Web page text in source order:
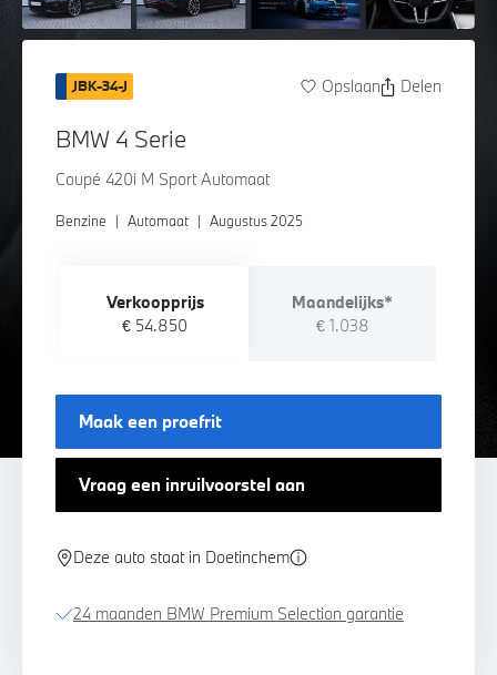
JBK-34-J Opslaan Delen
BMW 4 Serie
Coupé 420i M Sport Automaat
Benzine | Automaat | Augustus 2025
Verkoopprijs
€ 54.850
Maandelijks*
€ 1.038
Maak een proefrit
Vraag een inruilvoorstel aan
Deze auto staat in Doetinchem
24 maanden BMW Premium Selection garantie